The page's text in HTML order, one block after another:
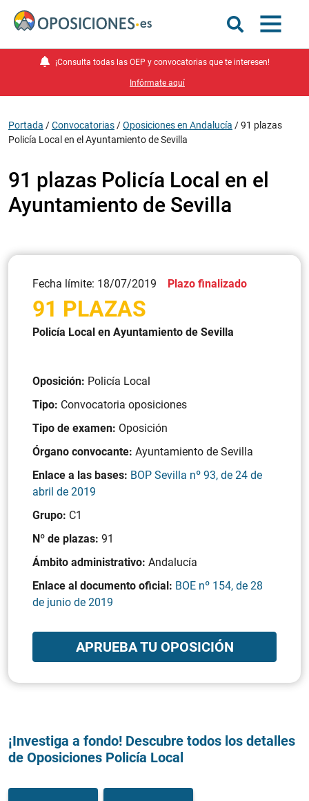
¡Consulta todas las OEP y convocatorias que te interesen!
Infórmate aquí
Portada /Convocatorias /Oposiciones en Andalucía /91 plazas
Policía Local en el Ayuntamiento de Sevilla
91 plazas Policía Local en el
Ayuntamiento de Sevilla
Fecha límite: 18/07/2019 Plazo finalizado
91 PLAZAS
Policía Local en Ayuntamiento de Sevilla
Oposición: Policía Local
Tipo: Convocatoria oposiciones
Tipo de examen: Oposición
Órgano convocante: Ayuntamiento de Sevilla
Enlace a las bases: BOP Sevilla nº 93, de 24 de
abril de 2019
Grupo: C1
Nº de plazas: 91
Ámbito administrativo: Andalucía
Enlace al documento oficial: BOE nº 154, de 28
de junio de 2019
APRUEBA TU OPOSICIÓN
¡Investiga a fondo! Descubre todos los detalles
de Oposiciones Policía Local